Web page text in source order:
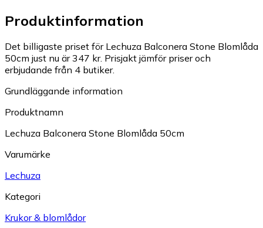
Produktinformation
Det billigaste priset för Lechuza Balconera Stone Blomlåda
50cm just nu är 347 kr. Prisjakt jämför priser och
erbjudande från 4 butiker.
Grundläggande information
Produktnamn
Lechuza Balconera Stone Blomlåda 50cm
Varumärke
Lechuza
Kategori
Krukor & blomlådor